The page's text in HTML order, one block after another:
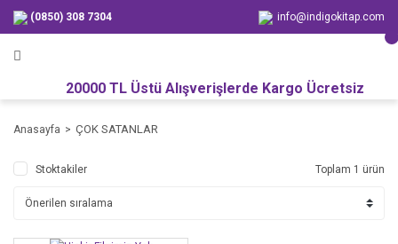
(0850) 308 7304 info@indigokitap.com
20000 TL Üstü Alışverişlerde Kargo Ücretsiz
Anasayfa ÇOK SATANLAR
Stoktakiler Toplam 1 ürün